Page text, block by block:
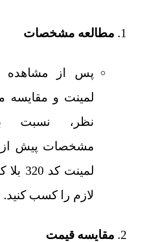
مطالعه مشخصات
پس از مشاهده
لمینت و مقایسه
نظر، نسبت
مشخصات پیش از
لمینت
لازم را کسب کنید.
مقایسه قیمت